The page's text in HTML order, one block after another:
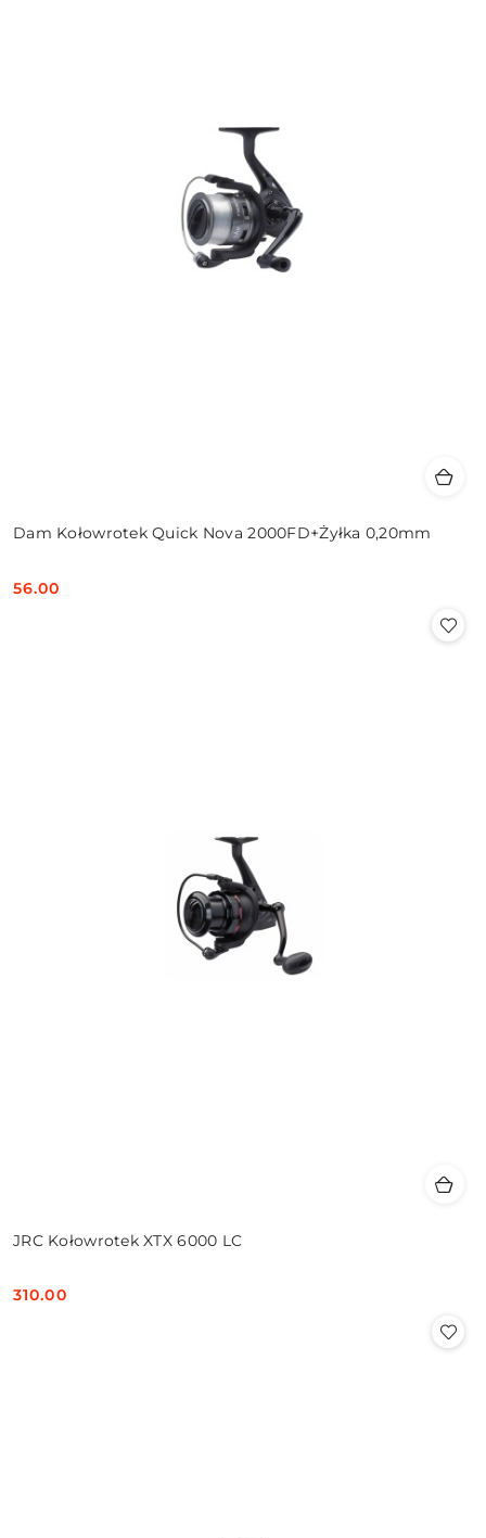
Dam Kołowrotek Quick Nova 2000FD+Żyłka 0,20mm
Cena:
56.00
JRC Kołowrotek XTX 6000 LC
Cena:
310.00